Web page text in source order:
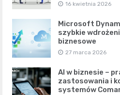
16 kwietnia 2026
Microsoft
szybkie
biznesowe
27 marca 2026
AI w biznesie –
zastosowania i
systemów